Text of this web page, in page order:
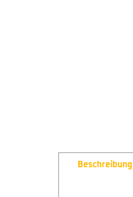
Beschreibung